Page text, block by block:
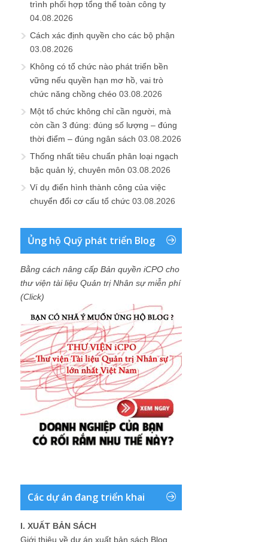
trình phối hợp tổng thể toàn công ty
04.08.2026
Cách xác định quyền cho các bộ phận
03.08.2026
Không có tổ chức nào phát triển bền
vững nếu quyền hạn mơ hồ, vai trò
chức năng chồng chéo 03.08.2026
Một tổ chức không chỉ cần người, mà
còn cần 3 đúng: đúng số lượng – đúng
thời điểm – đúng ngân sách 03.08.2026
Thống nhất tiêu chuẩn phân loại ngạch
bậc quản lý, chuyên môn 03.08.2026
Ví dụ điển hình thành công của việc
chuyển đổi cơ cấu tổ chức 03.08.2026
Ủng hộ Quỹ phát triển Blog
Bằng cách nâng cấp Bản quyền iCPO cho
thư viện tài liệu Quản trị Nhân sự miễn phí
(Click)
Các dự án đang triển khai
I. XUẤT BẢN SÁCH
Giới thiệu về dự án xuất bản sách Blog